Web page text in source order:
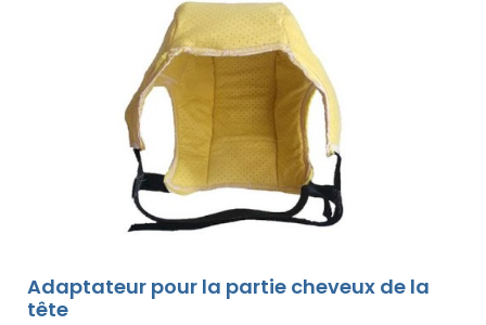
Adaptateur pour la partie cheveux de la
tête